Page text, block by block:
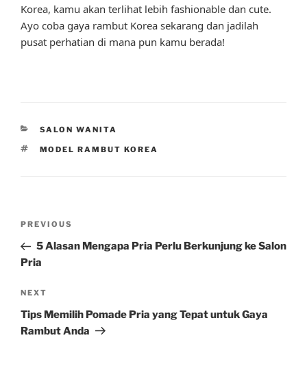
Korea, kamu akan terlihat lebih fashionable dan cute.
Ayo coba gaya rambut Korea sekarang dan jadilah
pusat perhatian di mana pun kamu berada!
CATEGORIES
SALON WANITA
TAGS
MODEL RAMBUT KOREA
Previous
Post
PREVIOUS
5 Alasan Mengapa Pria Perlu Berkunjung ke Salon
Pria
Next
Post
NEXT
Tips Memilih Pomade Pria yang Tepat untuk Gaya
Rambut Anda